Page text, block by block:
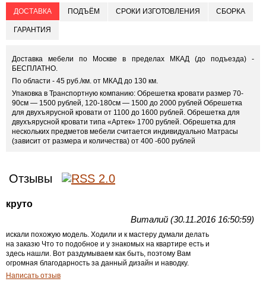
ДОСТАВКА ПОДЪЁМ СРОКИ ИЗГОТОВЛЕНИЯ СБОРКА
ГАРАНТИЯ
Доставка мебели по Москве в пределах МКАД (до подъезда) -
БЕСПЛАТНО.
По области - 45 руб./км. от МКАД до 130 км.
Упаковка в Транспортную компанию: Обрешетка кровати размер 70-
90см — 1500 рублей, 120-180см — 1500 до 2000 рублей Обрешетка
для двухъярусной кровати от 1100 до 1600 рублей. Обрешетка для
двухъярусной кровати типа «Артек» 1700 рублей. Обрешетка для
нескольких предметов мебели считается индивидуально Матрасы
(зависит от размера и количества) от 400 -600 рублей
Отзывы
круто
Виталий (30.11.2016 16:50:59)
искали похожую модель. Ходили и к мастеру думали делать
на заказю Что то подобное и у знакомых на квартире есть и
здесь нашли. Вот раздумываем как быть, поэтому Вам
огромная благодарность за данный дизайн и наводку.
Написать отзыв